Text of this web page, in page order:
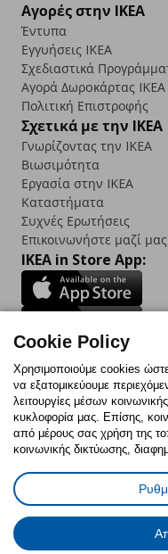
Αγορές στην IKEA
Έντυπα
Εγγυήσεις IKEA
Σχεδιαστικά
Αγορά Δωρoκάρτας IKEA
Πολιτική Επιστροφής
Σχετικά με την IKEA
Γνωρίζοντας την IKEA
Βιωσιμότητα
Εργασία στην IKEA
Καταστήματα
Συχνές Ερωτήσεις
Επικοινωνήστε μαζί μας
IKEA in Store App:
Follow us:
FacebookInstagram
TikTok
Πολιτική Cookies
Έντυπο Επιστροφής /
Γενική
Πολιτική
Cookie Policy
Χρησιμοποιούμε cookies
να εξατομικεύουμε
λειτουργίες μέσων
κυκλοφορία μας. Επίσης,
από μέρους σας χρήση της
κοινωνικής δικτύωσης,